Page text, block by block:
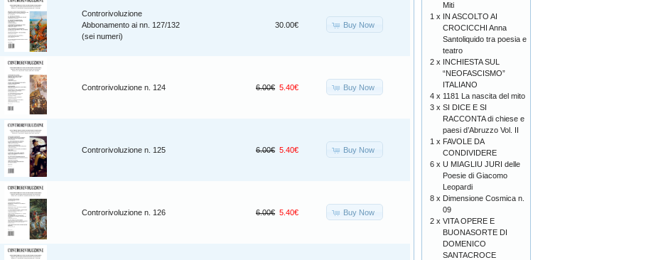
Controrivoluzione
Abbonamento ai nn. 127/132
(sei numeri)
30.00€ Buy Now
Controrivoluzione n. 124 6.00€ 5.40€ Buy Now
Controrivoluzione n. 125 6.00€ 5.40€ Buy Now
Controrivoluzione n. 126 6.00€ 5.40€ Buy Now
Miti
1 x IN ASCOLTO AI
CROCICCHI Anna
Santoliquido tra poesia e
teatro
2 x INCHIESTA SUL
“NEOFASCISMO”
ITALIANO
4 x 1181 La nascita del mito
3 x SI DICE E SI
RACCONTA di chiese e
paesi d’Abruzzo Vol. II
1 x FAVOLE DA
CONDIVIDERE
6 x U MIAGLIU JURI delle
Poesie di Giacomo
Leopardi
8 x Dimensione Cosmica n.
09
2 x VITA OPERE E
BUONASORTE DI
DOMENICO
SANTACROCE